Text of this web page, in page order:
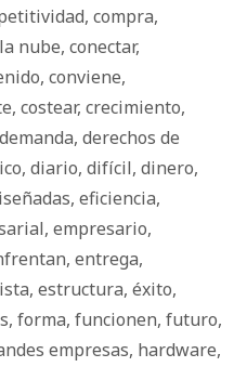
, compra,
nube, conectar,
, conviene,
, costear, crecimiento,
demanda, derechos de
, diario, difícil, dinero,
, eficiencia,
, empresario,
, entrega,
, estructura, éxito,
, forma, funcionen, futuro,
empresas, hardware,